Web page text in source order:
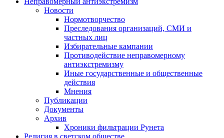
Новости
Нормотворчество
Преследования организаций, СМИ и
частных лиц
Избирательные кампании
Противодействие неправомерному
антиэкстремизму
Иные государственные и общественные
действия
Мнения
Публикации
Документы
Архив
Хроники фильтрации Рунета
Религия в светском обществе